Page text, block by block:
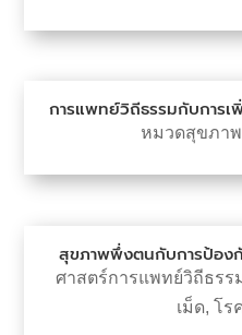
การแพทย์วิถีธรรมกับการเ
หมวดสุขภาพ
สุขภาพพึ่งตนกับการป้อง
ศาสตร์การแพทย์วิถีธรร
เม็ด, โร